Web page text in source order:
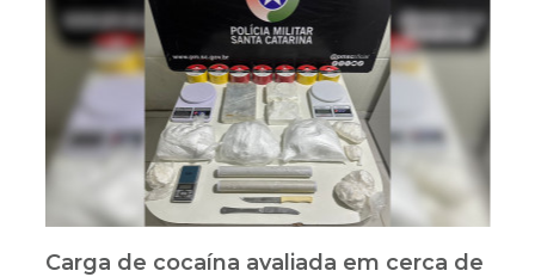
Carga de cocaína avaliada em cerca de